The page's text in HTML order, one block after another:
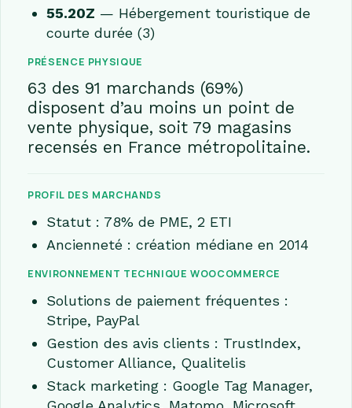
55.20Z — Hébergement touristique de
courte durée (3)
PRÉSENCE PHYSIQUE
63 des 91 marchands (69%)
disposent d’au moins un point de
vente physique, soit 79 magasins
recensés en France métropolitaine.
PROFIL DES MARCHANDS
Statut : 78% de PME, 2 ETI
Ancienneté : création médiane en 2014
ENVIRONNEMENT TECHNIQUE WOOCOMMERCE
Solutions de paiement fréquentes :
Stripe, PayPal
Gestion des avis clients : TrustIndex,
Customer Alliance, Qualitelis
Stack marketing : Google Tag Manager,